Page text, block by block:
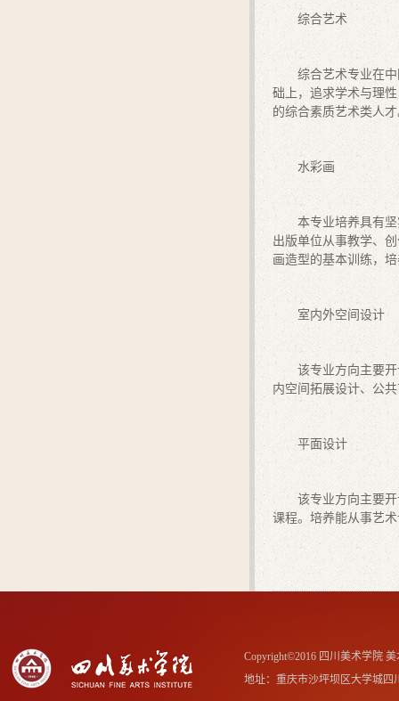
综合艺术
综合艺术专业在
础上，追求学术与理
的综合素质艺术类人
水彩画
本专业培养具有
出版单位从事教学、
画造型的基本训练，
室内外空间设计
该专业方向主要
内空间拓展设计、公
平面设计
该专业方向主要
课程。培养能从事艺
Copyright©2016 四川美术学院
地址：重庆市沙坪坝区大学城四